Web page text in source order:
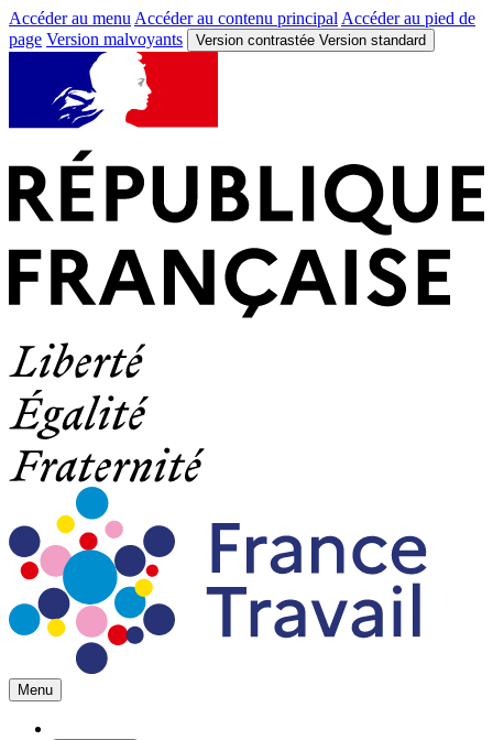
Accéder au menu Accéder au contenu principal Accéder au pied de
page Version malvoyants Version contrastée Version standard
Menu